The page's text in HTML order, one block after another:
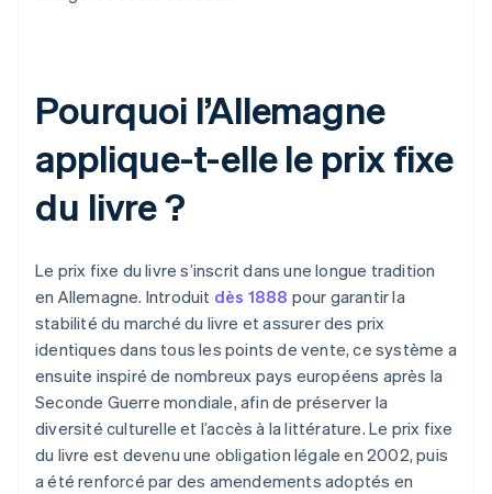
Pourquoi l’Allemagne
applique-t-elle le prix fixe
du livre ?
Le prix fixe du livre s’inscrit dans une longue tradition
en Allemagne. Introduit dès 1888 pour garantir la
stabilité du marché du livre et assurer des prix
identiques dans tous les points de vente, ce système a
ensuite inspiré de nombreux pays européens après la
Seconde Guerre mondiale, afin de préserver la
diversité culturelle et l’accès à la littérature. Le prix fixe
du livre est devenu une obligation légale en 2002, puis
a été renforcé par des amendements adoptés en